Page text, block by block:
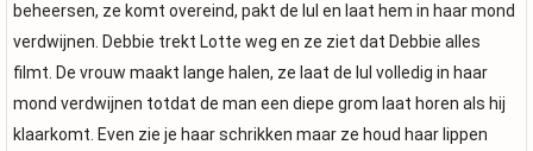
beheersen, ze komt overeind, pakt de lul en laat hem in haar mond
verdwijnen. Debbie trekt Lotte weg en ze ziet dat Debbie alles
filmt. De vrouw maakt lange halen, ze laat de lul volledig in haar
mond verdwijnen totdat de man een diepe grom laat horen als hij
klaarkomt. Even zie je haar schrikken maar ze houd haar lippen